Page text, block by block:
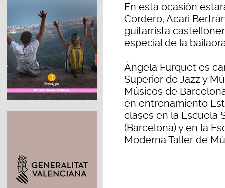
En esta ocasión
Cordero, Acari
guitarrista
especial de la
Ángela Furquet es
Superior de Jazz y
Músicos de
en entrenamiento
clases en la Escuela
(Barcelona) y en la
Moderna Taller de